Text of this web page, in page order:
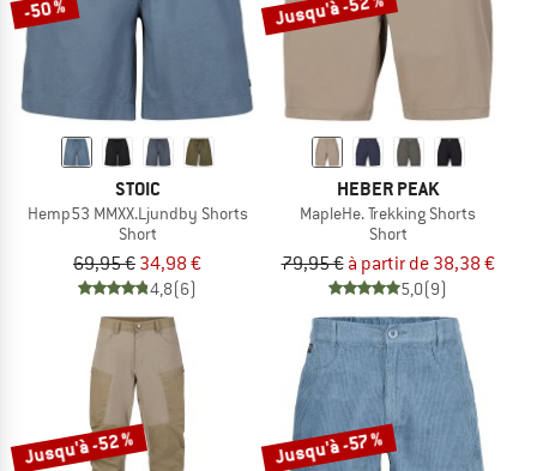
-50 %
STOIC
Hemp53 MMXX.Ljundby Shorts
Short
69,95 € 34,98 €
4,8(6)
Jusqu'à -52 %
HEBER PEAK
MapleHe. Trekking Shorts
Short
79,95 € à partir de 38,38 €
5,0(9)
Jusqu'à -52 % Jusqu'à -57 %